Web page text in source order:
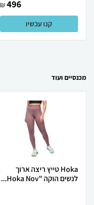
496
₪
קנו עכשיו
מכנסיים ועוד
Hoka טייץ ריצה ארוך
לנשים הוקה "Hoka Nov...